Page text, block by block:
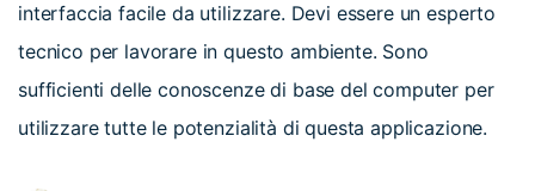
interfaccia facile da utilizzare. Devi essere un esperto
tecnico per lavorare in questo ambiente. Sono
sufficienti delle conoscenze di base del computer per
utilizzare tutte le potenzialità di questa applicazione.